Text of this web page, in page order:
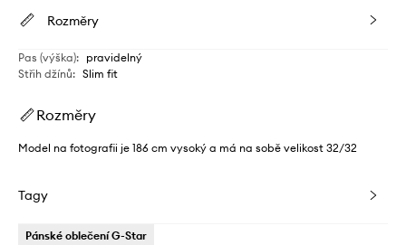
Rozměry
Pas (výška): pravidelný
Střih džínů: Slim fit
Rozměry
Model na fotografii je 186 cm vysoký a má na sobě velikost 32/32
Tagy
Pánské oblečení G-Star